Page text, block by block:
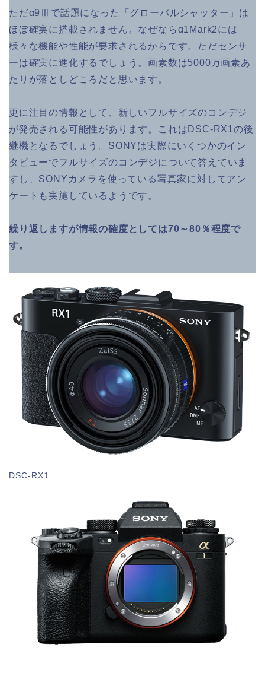
ただα9Ⅲで話題になった「グローバルシャッター」は
ほぼ確実に搭載されません。なぜならα1Mark2には
様々な機能や性能が要求されるからです。ただセンサ
ーは確実に進化するでしょう。画素数は5000万画素あ
たりが落としどころだと思います。
更に注目の情報として、新しいフルサイズのコンデジ
が発売される可能性があります。これはDSC-RX1の後
継機となるでしょう。SONYは実際にいくつかのイン
タビューでフルサイズのコンデジについて答えていま
すし、SONYカメラを使っている写真家に対してアン
ケートも実施しているようです。
繰り返しますが情報の確度としては70～80％程度で
す。
DSC-RX1